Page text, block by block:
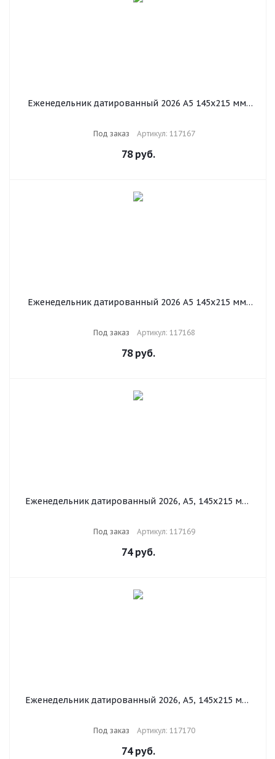
Еженедельник датированный 2026 А5 145х215 мм,
Под заказ Артикул: 117167
78руб.
Еженедельник датированный 2026 А5 145х215 мм,
Под заказ Артикул: 117168
78руб.
Еженедельник датированный 2026, А5, 145х215 мм,
Под заказ Артикул: 117169
74руб.
Еженедельник датированный 2026, А5, 145х215 мм,
Под заказ Артикул: 117170
74руб.